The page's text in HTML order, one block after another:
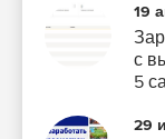
19
с
5
29